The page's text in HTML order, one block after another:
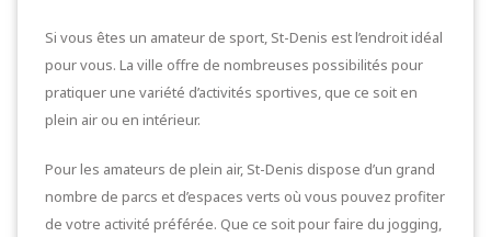
Si vous êtes un amateur de sport, St-Denis est l’endroit idéal
pour vous. La ville offre de nombreuses possibilités pour
pratiquer une variété d’activités sportives, que ce soit en
plein air ou en intérieur.
Pour les amateurs de plein air, St-Denis dispose d’un grand
nombre de parcs et d’espaces verts où vous pouvez profiter
de votre activité préférée. Que ce soit pour faire du jogging,